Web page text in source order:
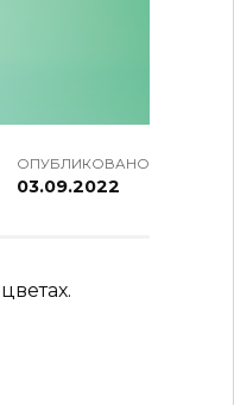
ОПУБЛИКОВАНО
03.09.2022